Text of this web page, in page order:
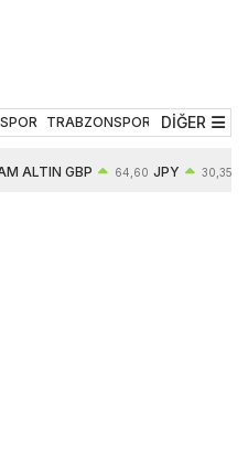
SPOR TRABZONSPOR TEKNOLOJİ
DİĞER
ALTIN GBP 64,60 JPY 30,35